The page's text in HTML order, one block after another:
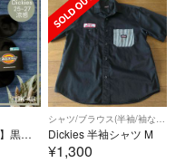
【ディッキーズ】黒ワンポイント刺繍ロゴ涼感夏用❣️メンズソックス3足組 DK-4B☆25-27
シャツ/ブラウス(半袖/袖なし)
Dickies 半袖シャツ M
¥1,300